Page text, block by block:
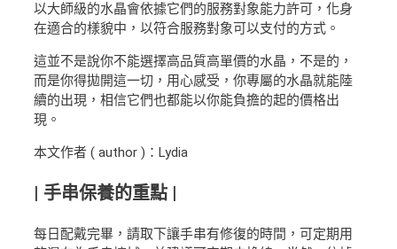
以大師級的水晶會依據它們的服務對象能力許可，化身
在適合的樣貌中，以符合服務對象可以支付的方式。
這並不是說你不能選擇高品質高單價的水晶，不是的，
而是你得拋開這一切，用心感受，你專屬的水晶就能陸
續的出現，相信它們也都能以你能負擔的起的價格出
現。
本文作者 ( author )：Lydia
| 手串保養的重點 |
每日配戴完畢，請取下讓手串有修復的時間，可定期用